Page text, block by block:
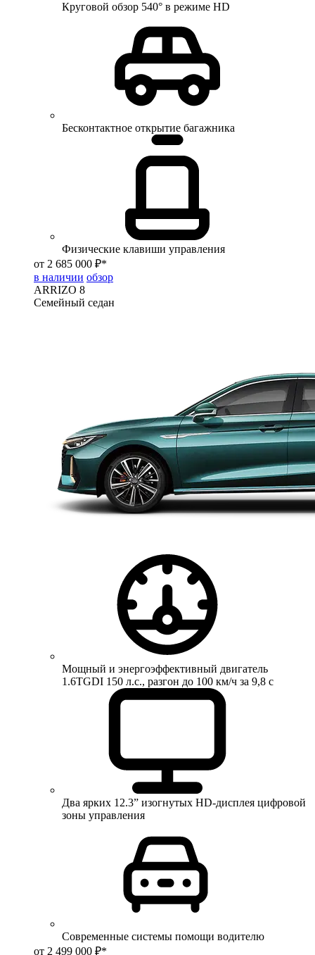
Круговой обзор 540° в режиме HD
Бесконтактное открытие багажника
Физические клавиши управления
от 2 685 000 ₽*
в наличии обзор
ARRIZO 8
Семейный седан
Мощный и энергоэффективный двигатель
1.6TGDI 150 л.с., разгон до 100 км/ч за 9,8 с
Два ярких 12.3” изогнутых HD-дисплея цифровой
зоны управления
Современные системы помощи водителю
от 2 499 000 ₽*